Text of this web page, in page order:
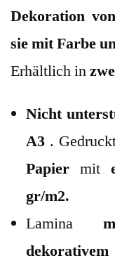
Dekoration von
sie mit Farbe
Erhältlich in
Nicht
A3 .
Papier mit
gr/m2.
Lamina
dekorativem